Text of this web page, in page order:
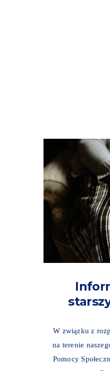
W związku z
na terenie
Pomocy